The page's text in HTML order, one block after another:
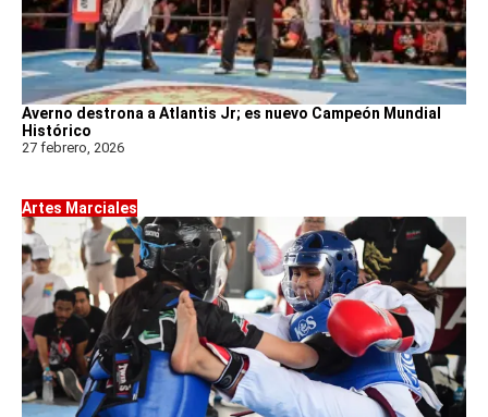
Averno destrona a Atlantis Jr; es nuevo Campeón Mundial
Histórico
27 febrero, 2026
Artes Marciales